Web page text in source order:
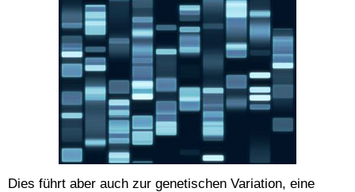
Dies führt aber auch zur genetischen Variation, eine